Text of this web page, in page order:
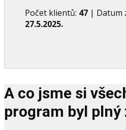
Počet klientů: 47 | Datum
27.5.2025.
A co jsme si
program byl plný